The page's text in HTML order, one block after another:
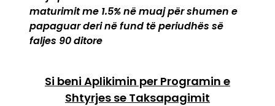
maturimit me 1.5% në muaj për shumen e
papaguar deri në fund të periudhës së
faljes 90 ditore
Si beni Aplikimin per Programin e
Shtyrjes se Taksapagimit